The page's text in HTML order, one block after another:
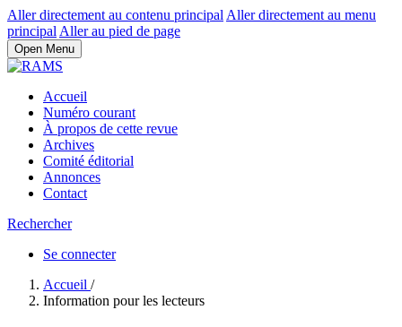
Aller directement au contenu principal Aller directement au menu
principal Aller au pied de page
Open Menu
Accueil
Numéro courant
À propos de cette revue
Archives
Comité éditorial
Annonces
Contact
Rechercher
Se connecter
Accueil /
Information pour les lecteurs